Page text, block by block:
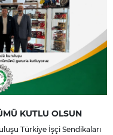
KUTLU OLSUN
Türkiye İşçi Sendikaları